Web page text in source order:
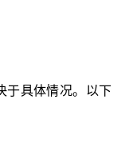
于具体情况。以下